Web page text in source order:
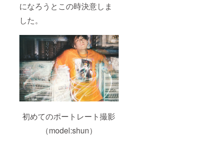
になろうとこの時決意しま
した。
初めてのポートレート撮影
（model:shun）